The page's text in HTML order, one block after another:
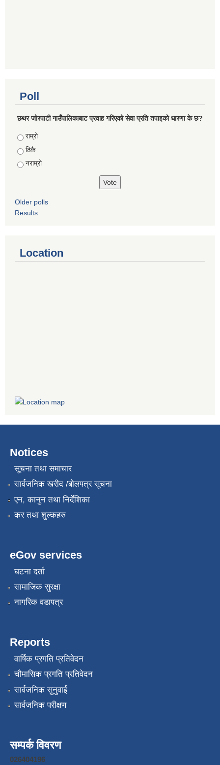
Poll
छथर जोरपाटी गाउँपालिकाबाट प्रवाह गरिएको सेवा प्रति तपाइको धारणा के छ?
Choices
राम्रो
ठिकै
नराम्रो
Older polls
Results
Location
Notices
सूचना तथा समाचार
सार्वजनिक खरीद /बोलपत्र सूचना
एन, कानुन तथा निर्देशिका
कर तथा शुल्कहरु
eGov services
घटना दर्ता
सामाजिक सुरक्षा
नागरिक वडापत्र
Reports
वार्षिक प्रगति प्रतिवेदन
चौमासिक प्रगति प्रतिवेदन
सार्वजनिक सुनुवाई
सार्वजनिक परीक्षण
सम्पर्क विवरण
026404196